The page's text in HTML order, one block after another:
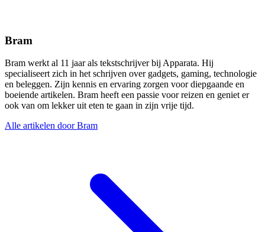
Bram
Bram werkt al 11 jaar als tekstschrijver bij Apparata. Hij
specialiseert zich in het schrijven over gadgets, gaming, technologie
en beleggen. Zijn kennis en ervaring zorgen voor diepgaande en
boeiende artikelen. Bram heeft een passie voor reizen en geniet er
ook van om lekker uit eten te gaan in zijn vrije tijd.
Alle artikelen door Bram